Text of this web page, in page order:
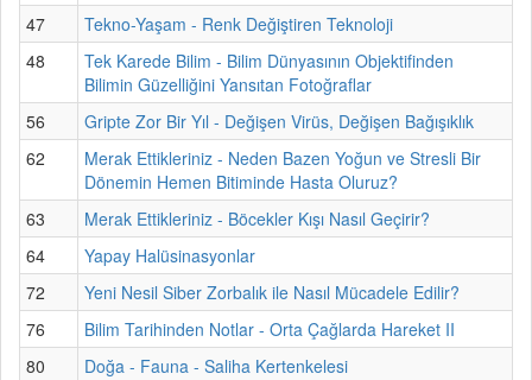
47
Tekno-Yaşam - Renk Değiştiren Teknoloji
48
Tek Karede Bilim - Bilim Dünyasının Objektifinden
Bilimin Güzelliğini Yansıtan Fotoğraflar
56
Gripte Zor Bir Yıl - Değişen Virüs, Değişen Bağışıklık
62
Merak Ettikleriniz - Neden Bazen Yoğun ve Stresli Bir
Dönemin Hemen Bitiminde Hasta Oluruz?
63
Merak Ettikleriniz - Böcekler Kışı Nasıl Geçirir?
64
Yapay Halüsinasyonlar
72
Yeni Nesil Siber Zorbalık ile Nasıl Mücadele Edilir?
76
Bilim Tarihinden Notlar - Orta Çağlarda Hareket II
80
Doğa - Fauna - Saliha Kertenkelesi